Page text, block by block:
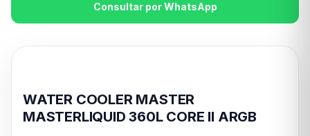
Consultar por WhatsApp
WATER COOLER MASTER
MASTERLIQUID 360L CORE II ARGB